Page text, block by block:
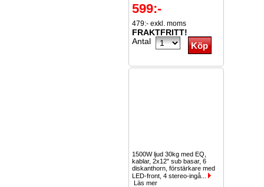
599:-
479:- exkl. moms
FRAKTFRITT!
Antal
1500W ljud 30kg med EQ,
kablar, 2x12" sub basar, 6
diskanthorn, förstärkare med
LED-front, 4 stereo-ingå...
Läs mer